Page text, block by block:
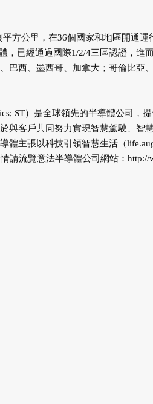
方公里，在36個國家和地區開通
，已經通過國際1/2/4三區認證，
巴西、墨西哥、加拿大；哥倫比亞
ST）是全球領先的半導體公司，
與客戶共同努力實現智慧駕駛、智
體主張以科技引領智慧生活（
請流覽意法半導體公司網站： http://